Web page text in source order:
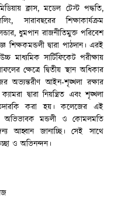
ক্লাস, মডেল টেস্ট পদ্ধতি,
সারাবছরের শিক্ষাকার্যক্রম
ধুমপান রাজনীতিমুক্ত পরিবেশ
শিক্ষকমন্ডলী দ্বারা পাঠদান। এরই
মাধ্যমিক সার্টিফিকেট পরীক্ষায়
ক্ষেত্রে দ্বিতীয় স্থান অধিকার
অভ্যন্তরীণ আইন-শৃঙ্খলা রক্ষার
দ্বারা নিয়ন্ত্রিত এবং শৃঙ্খলা
তদারকি করা হয়। কলেজের এই
অভিভাবক মন্ডলী ও কোমলমতি
আহ্বান জানাচ্ছি। সেই সাথে
ও অভিনন্দন।